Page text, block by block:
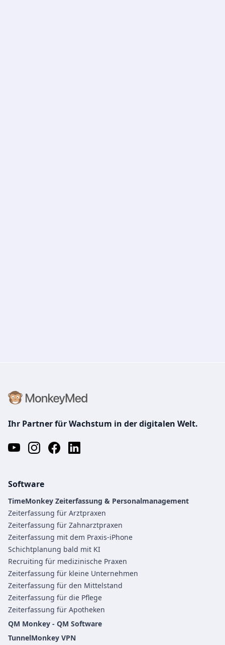
Ihr Partner für Wachstum in der digitalen Welt.
Software
TimeMonkey Zeiterfassung & Personalmanagement
Zeiterfassung für Arztpraxen
Zeiterfassung für Zahnarztpraxen
Zeiterfassung mit dem Praxis-iPhone
Schichtplanung bald mit KI
Recruiting für medizinische Praxen
Zeiterfassung für kleine Unternehmen
Zeiterfassung für den Mittelstand
Zeiterfassung für die Pflege
Zeiterfassung für Apotheken
QM Monkey - QM Software
TunnelMonkey VPN